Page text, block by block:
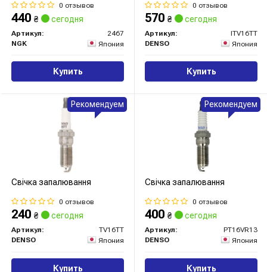
0 отзывов
440 ₴ сегодня
Артикул:
2467
NGK
Япония
Купить
0 отзывов
570 ₴ сегодня
Артикул:
ITV16TT
DENSO
Япония
Купить
Свічка запалювання
0 отзывов
240 ₴ сегодня
Артикул:
TV16TT
DENSO
Япония
Купить
Рекомендуем
Свічка запалювання
0 отзывов
400 ₴ сегодня
Артикул:
PT16VR13
DENSO
Япония
Купить
Рекомендуем